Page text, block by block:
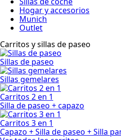
Hogar y accesorios
Munich
Outlet
Carritos y sillas de paseo
Sillas de paseo
Sillas gemelares
Carritos 2 en 1
Silla de paseo + capazo
Carritos 3 en 1
Capazo + Silla de paseo + Silla